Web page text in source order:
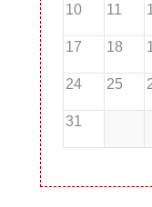
10 11
17 18
24 25
31